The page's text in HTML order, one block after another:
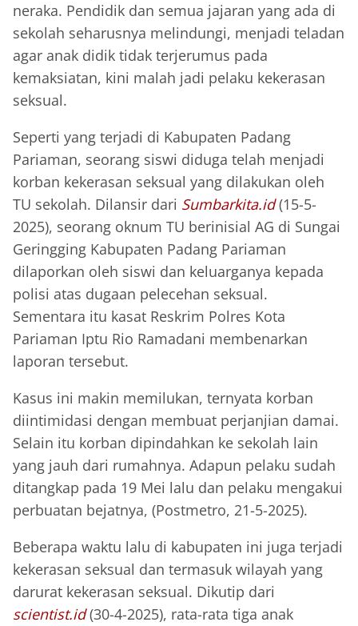
neraka. Pendidik dan semua jajaran yang ada di
sekolah seharusnya melindungi, menjadi teladan
agar anak didik tidak terjerumus pada
kemaksiatan, kini malah jadi pelaku kekerasan
seksual.
Seperti yang terjadi di Kabupaten Padang
Pariaman, seorang siswi diduga telah menjadi
korban kekerasan seksual yang dilakukan oleh
TU sekolah. Dilansir dari Sumbarkita.id(15-5-
2025), seorang oknum TU berinisial AG di Sungai
Geringging Kabupaten Padang Pariaman
dilaporkan oleh siswi dan keluarganya kepada
polisi atas dugaan pelecehan seksual.
Sementara itu kasat Reskrim Polres Kota
Pariaman Iptu Rio Ramadani membenarkan
laporan tersebut.
Kasus ini makin memilukan, ternyata korban
diintimidasi dengan membuat perjanjian damai.
Selain itu korban dipindahkan ke sekolah lain
yang jauh dari rumahnya. Adapun pelaku sudah
ditangkap pada 19 Mei lalu dan pelaku mengakui
perbuatan bejatnya, (Postmetro, 21-5-2025).
Beberapa waktu lalu di kabupaten ini juga terjadi
kekerasan seksual dan termasuk wilayah yang
darurat kekerasan seksual. Dikutip dari
scientist.id(30-4-2025), rata-rata tiga anak